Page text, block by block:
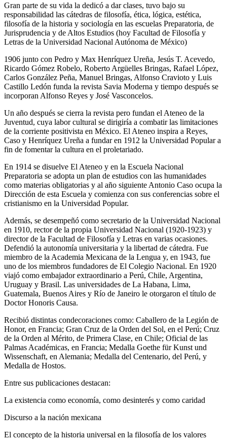
Gran parte de su vida la dedicó a dar clases, tuvo bajo su
responsabilidad las cátedras de filosofía, ética, lógica, estética,
filosofía de la historia y sociología en las escuelas Preparatoria, de
Jurisprudencia y de Altos Estudios (hoy Facultad de Filosofía y
Letras de la Universidad Nacional Autónoma de México)
1906 junto con Pedro y Max Henríquez Ureña, Jesús T. Acevedo,
Ricardo Gómez Robelo, Roberto Argüelles Bringas, Rafael López,
Carlos González Peña, Manuel Bringas, Alfonso Cravioto y Luis
Castillo Ledón funda la revista Savia Moderna y tiempo después se
incorporan Alfonso Reyes y José Vasconcelos.
Un año después se cierra la revista pero fundan el Ateneo de la
Juventud, cuya labor cultural se dirigiría a combatir las limitaciones
de la corriente positivista en México. El Ateneo inspira a Reyes,
Caso y Henríquez Ureña a fundar en 1912 la Universidad Popular a
fin de fomentar la cultura en el proletariado.
En 1914 se disuelve El Ateneo y en la Escuela Nacional
Preparatoria se adopta un plan de estudios con las humanidades
como materias obligatorias y al año siguiente Antonio Caso ocupa la
Dirección de esta Escuela y comienza con sus conferencias sobre el
cristianismo en la Universidad Popular.
Además, se desempeñó como secretario de la Universidad Nacional
en 1910, rector de la propia Universidad Nacional (1920-1923) y
director de la Facultad de Filosofía y Letras en varias ocasiones.
Defendió la autonomía universitaria y la libertad de cátedra. Fue
miembro de la Academia Mexicana de la Lengua y, en 1943, fue
uno de los miembros fundadores de El Colegio Nacional. En 1920
viajó como embajador extraordinario a Perú, Chile, Argentina,
Uruguay y Brasil. Las universidades de La Habana, Lima,
Guatemala, Buenos Aires y Río de Janeiro le otorgaron el título de
Doctor Honoris Causa.
Recibió distintas condecoraciones como: Caballero de la Legión de
Honor, en Francia; Gran Cruz de la Orden del Sol, en el Perú; Cruz
de la Orden al Mérito, de Primera Clase, en Chile; Oficial de las
Palmas Académicas, en Francia; Medalla Goethe für Kunst und
Wissenschaft, en Alemania; Medalla del Centenario, del Perú, y
Medalla de Hostos.
Entre sus publicaciones destacan:
La existencia como economía, como desinterés y como caridad
Discurso a la nación mexicana
El concepto de la historia universal en la filosofía de los valores